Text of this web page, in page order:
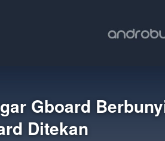
Gboard
Ditekan